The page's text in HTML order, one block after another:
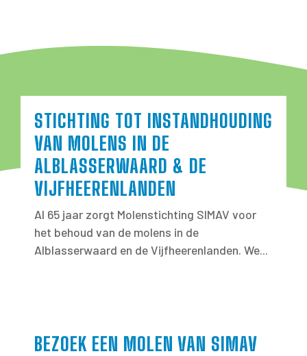
STICHTING TOT INSTANDHOUDING
VAN MOLENS IN DE
ALBLASSERWAARD & DE
VIJFHEERENLANDEN
Al 65 jaar zorgt Molenstichting SIMAV voor
het behoud van de molens in de
Alblasserwaard en de Vijfheerenlanden. We...
BEZOEK EEN MOLEN VAN SIMAV